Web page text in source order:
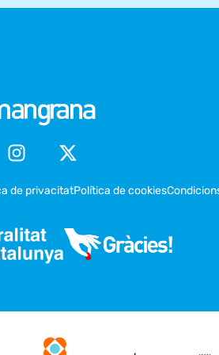
de privacitatPolítica de cookies